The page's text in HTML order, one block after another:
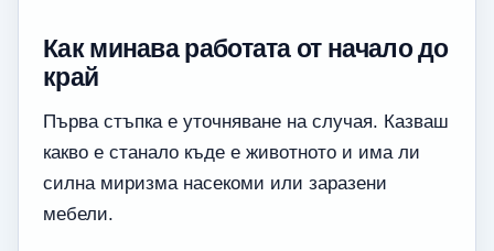
Как минава работата от начало до
край
Първа стъпка е уточняване на случая. Казваш
какво е станало къде е животното и има ли
силна миризма насекоми или заразени
мебели.